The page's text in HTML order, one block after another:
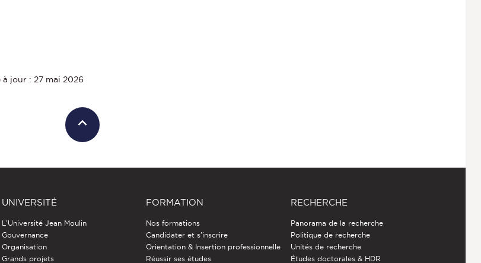
à jour : 27 mai 2026
UNIVERSITÉ
L'Université Jean Moulin
Gouvernance
Organisation
Grands projets
FORMATION
Nos formations
Candidater et s'inscrire
Orientation & Insertion professionnelle
Réussir ses études
RECHERCHE
Panorama de la recherche
Politique de recherche
Unités de recherche
Études doctorales & HDR